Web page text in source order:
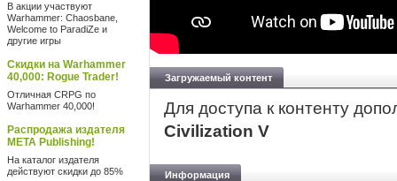
В акции участвуют
Warhammer: Chaosbane,
Welcome to ParadiZe и
другие игры
Скидки на Warhammer
40,000: Rogue Trader!
Отличная CRPG по
Warhammer 40,000!
Распродажа издателя
META Publishing!
На каталог издателя
действуют скидки до 85%
Загружаемый контент
Для доступа к контенту
Civilization V
Информация